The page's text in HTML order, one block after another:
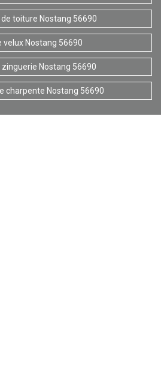
toiture Nostang 56690
velux Nostang 56690
zinguerie Nostang 56690
charpente Nostang 56690